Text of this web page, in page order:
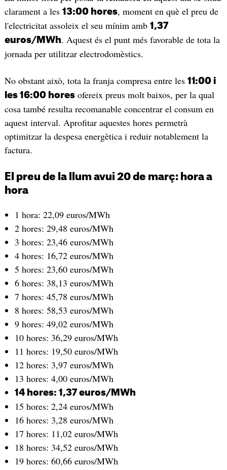
clarament a les 13:00 hores, moment en què el preu de
l'electricitat assoleix el seu mínim amb 1,37
euros/MWh. Aquest és el punt més favorable de tota la
jornada per utilitzar electrodomèstics.
No obstant això, tota la franja compresa entre les 11:00 i
les 16:00 horesofereix preus molt baixos, per la qual
cosa també resulta recomanable concentrar el consum en
aquest interval. Aprofitar aquestes hores permetrà
optimitzar la despesa energètica i reduir notablement la
factura.
El preu de la llum avui 20 de març: hora a
hora
1 hora: 22,09 euros/MWh
2 hores: 29,48 euros/MWh
3 hores: 23,46 euros/MWh
4 hores: 16,72 euros/MWh
5 hores: 23,60 euros/MWh
6 hores: 38,13 euros/MWh
7 hores: 45,78 euros/MWh
8 hores: 58,53 euros/MWh
9 hores: 49,02 euros/MWh
10 hores: 36,29 euros/MWh
11 hores: 19,50 euros/MWh
12 hores: 3,97 euros/MWh
13 hores: 4,00 euros/MWh
14 hores: 1,37 euros/MWh
15 hores: 2,24 euros/MWh
16 hores: 3,28 euros/MWh
17 hores: 11,02 euros/MWh
18 hores: 34,52 euros/MWh
19 hores: 60,66 euros/MWh